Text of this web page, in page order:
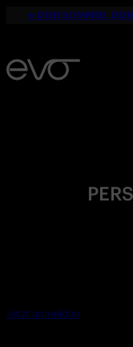
☀️ DEIN SOMMER.
Jetzt anmelden